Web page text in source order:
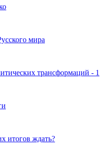
мира
трансформаций - 1
итогов ждать?